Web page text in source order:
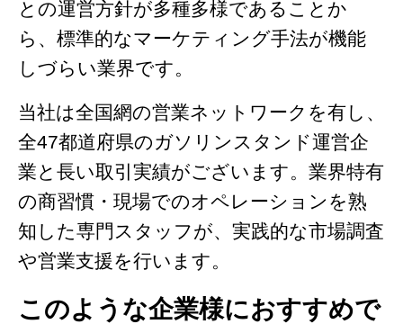
との運営方針が多種多様であることか
ら、標準的なマーケティング手法が機能
しづらい業界です。
当社は全国網の営業ネットワークを有し、
全47都道府県のガソリンスタンド運営企
業と長い取引実績がございます。業界特有
の商習慣・現場でのオペレーションを熟
知した専門スタッフが、実践的な市場調査
や営業支援を行います。
このような企業様におすすめで